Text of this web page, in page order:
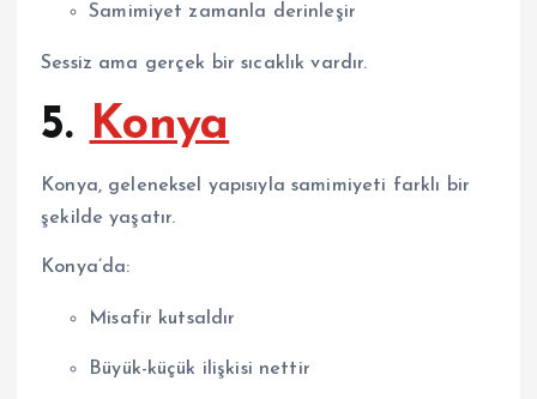
Samimiyet zamanla derinleşir
Sessiz ama gerçek bir sıcaklık vardır.
5. Konya
Konya, geleneksel yapısıyla samimiyeti farklı bir
şekilde yaşatır.
Konya’da:
Misafir kutsaldır
Büyük-küçük ilişkisi nettir